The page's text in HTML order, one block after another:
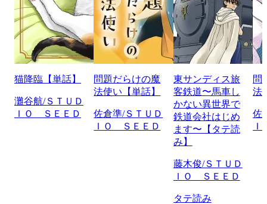
猫降臨【単話】
灘谷航/ＳＴＵＤ
ＩＯ ＳＥＥＤ
問題だらけの魔
法使い【単話】
佐倉準/ＳＴＵＤ
ＩＯ ＳＥＥＤ
東サンディス旅
客鉄道〜馬車し
かない異世界で
鉄道会社はじめ
ます〜【タテ読
み】
藤木俊/ＳＴＵＤ
ＩＯ ＳＥＥＤ
タテ読み
問
法
佐